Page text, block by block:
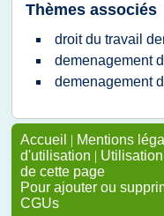
Thèmes associés
droit du travail
demenagement
demenagement
Accueil | Mentions
d'utilisation |
de cette page
Pour ajouter ou
CGUs